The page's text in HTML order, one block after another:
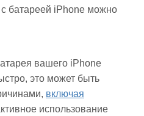
батареей iPhone можно
вашего iPhone
это может быть
включая
использование